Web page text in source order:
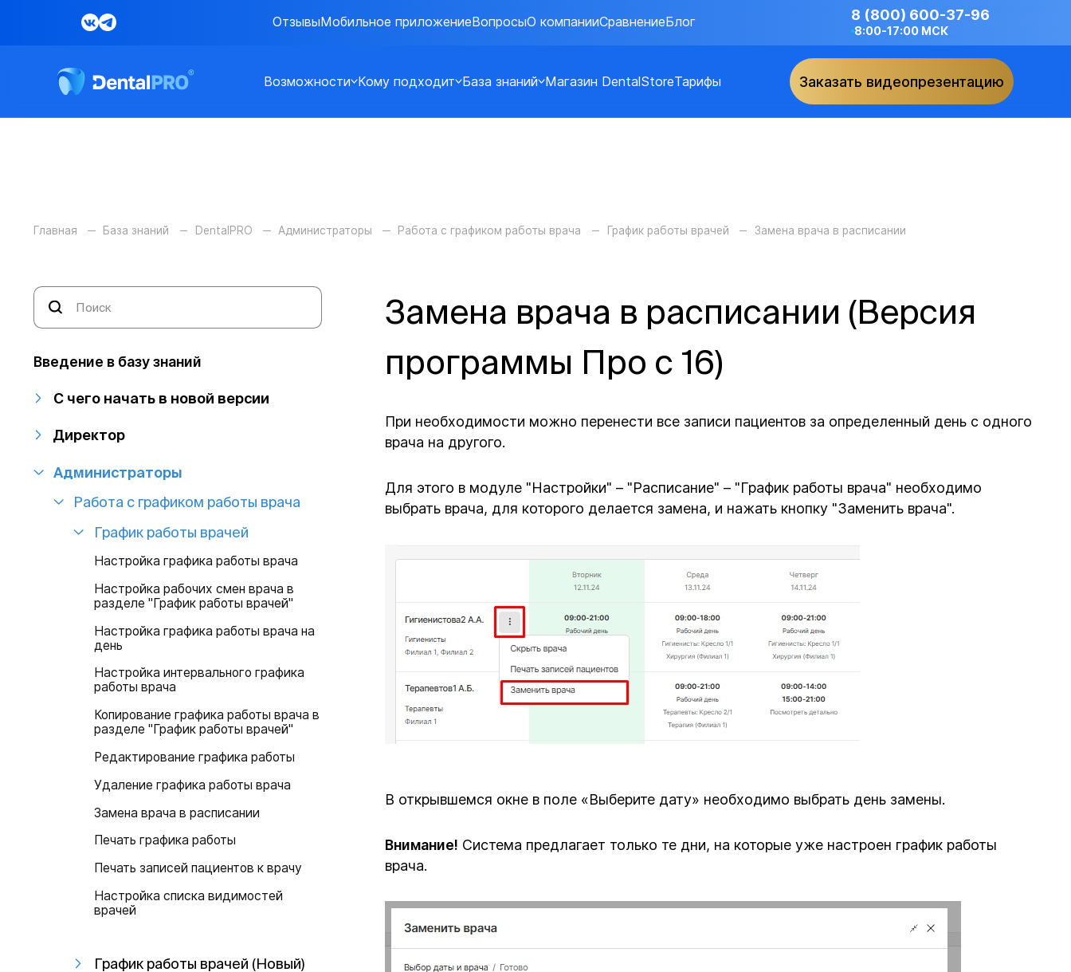
ОтзывыМобильное приложениеВопросыО компанииСравнениеБлог 8 (800) 600-37-96
8:00-17:00 МСК
Возможности Кому подходит База знаний Магазин DentalStoreТарифы Заказать видеопрезентацию
Главная База знаний DentalPRO Администраторы Работа с графиком работы врача График работы врачей Замена врача в расписании
Введение в базу знаний
С чего начать в новой версии
Директор
Администраторы
Работа с графиком работы врача
График работы врачей
Настройка графика работы врача
Настройка рабочих смен врача в
разделе "График работы врачей"
Настройка графика работы врача на
день
Настройка интервального графика
работы врача
Копирование графика работы врача в
разделе "График работы врачей"
Редактирование графика работы
Удаление графика работы врача
Замена врача в расписании
Печать графика работы
Печать записей пациентов к врачу
Настройка списка видимостей
врачей
График работы врачей (Новый)
Замена врача в расписании (Версия
программы Про с 16)
При необходимости можно перенести все записи пациентов за определенный день с одного
врача на другого.
Для этого в модуле "Настройки" – "Расписание" – "График работы врача" необходимо
выбрать врача, для которого делается замена, и нажать кнопку "Заменить врача".
В открывшемся окне в поле «Выберите дату» необходимо выбрать день замены.
Внимание! Система предлагает только те дни, на которые уже настроен график работы
врача.